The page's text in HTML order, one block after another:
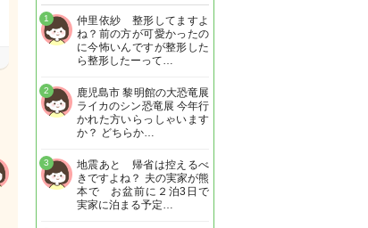
仲里依紗 整形してますよ
ね？前の方が可愛かったの
に今怖いんですが整形した
ら整形したーって…
1
鹿児島市 黎明館の大恐竜展
ライカのシン恐竜展 今年行
かれた方いらっしゃいます
か？ どちらか…
2
地震あと 帰省は控えるべ
きですよね？ 夫の実家が熊
本で お盆前に２泊3日で
実家に泊まる予定…
3